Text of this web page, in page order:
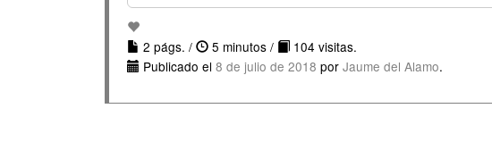
2 págs. / 5 minutos /
104 visitas.
Publicado el 8 de julio de 2018 por Jaume del Alamo.